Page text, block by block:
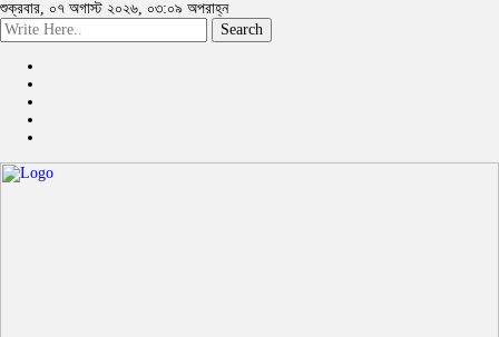
শুক্রবার, ০৭ অগাস্ট ২০২৬, ০৩:০৯ অপরাহ্ন
Search